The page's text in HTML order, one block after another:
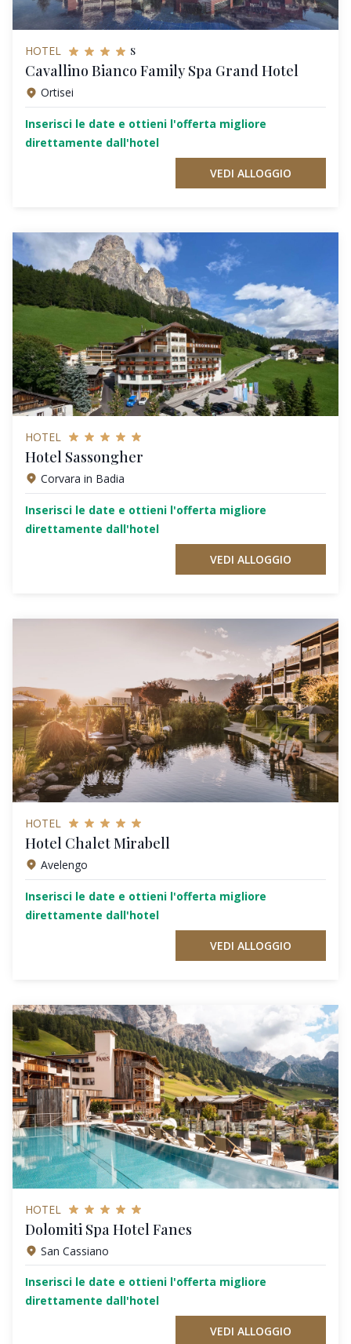
HOTEL s
Cavallino Bianco Family Spa Grand Hotel
Ortisei
Inserisci le date e ottieni l'offerta migliore
direttamente dall'hotel
VEDI ALLOGGIO
HOTEL
Hotel Sassongher
Corvara in Badia
Inserisci le date e ottieni l'offerta migliore
direttamente dall'hotel
VEDI ALLOGGIO
HOTEL
Hotel Chalet Mirabell
Avelengo
Inserisci le date e ottieni l'offerta migliore
direttamente dall'hotel
VEDI ALLOGGIO
HOTEL
Dolomiti Spa Hotel Fanes
San Cassiano
Inserisci le date e ottieni l'offerta migliore
direttamente dall'hotel
VEDI ALLOGGIO